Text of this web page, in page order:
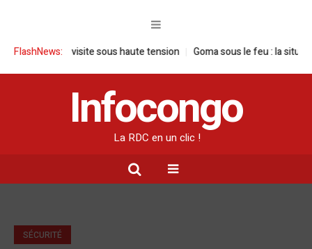
FlashNews:
: une visite sous haute tension Goma sous le feu : la situation
Infocongo
La RDC en un clic !
SÉCURITÉ